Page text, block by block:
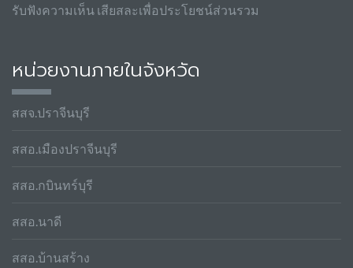
รับฟังความเห็น เสียสละเพื่อประโยชน์ส่วนรวม
หน่วยงานภายในจังหวัด
สสจ.ปราจีนบุรี
สสอ.เมืองปราจีนบุรี
สสอ.กบินทร์บุรี
สสอ.นาดี
สสอ.บ้านสร้าง